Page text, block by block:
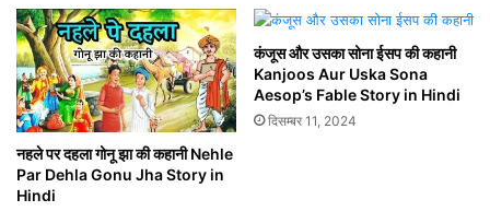
नहले पर दहला गोनू झा की कहानी Nehle
Par Dehla Gonu Jha Story in
Hindi
कंजूस और उसका सोना ईसप की कहानी
Kanjoos Aur Uska Sona
Aesop’s Fable Story in Hindi
दिसम्बर 11, 2024